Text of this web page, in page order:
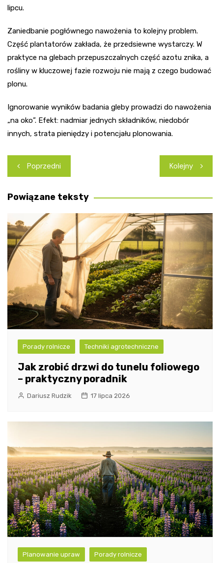
lipcu.
Zaniedbanie pogłównego nawożenia to kolejny problem.
Część plantatorów zakłada, że przedsiewne wystarczy. W
praktyce na glebach przepuszczalnych część azotu znika, a
rośliny w kluczowej fazie rozwoju nie mają z czego budować
plonu.
Ignorowanie wyników badania gleby prowadzi do nawożenia
„na oko”. Efekt: nadmiar jednych składników, niedobór
innych, strata pieniędzy i potencjału plonowania.
Nawigacja
wpisu
Poprzedni Kolejny
Powiązane teksty
Porady rolnicze Techniki agrotechniczne
Jak zrobić drzwi do tunelu foliowego
– praktyczny poradnik
Dariusz Rudzik 17 lipca 2026
Planowanie upraw Porady rolnicze